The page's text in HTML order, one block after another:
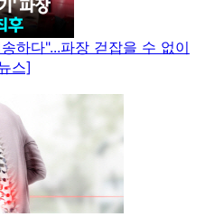
하다"...파장 걷잡을 수 없이
스]